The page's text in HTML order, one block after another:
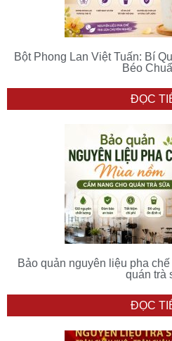
Bột Phong Lan Việt Tuấn: Bí
Béo
ĐỌC
Bảo quản nguyên liệu pha
quán trà
ĐỌC